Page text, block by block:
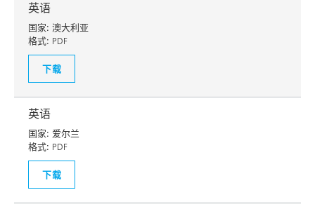
英语
国家: 澳大利亚
格式: PDF
下载
英语
国家: 爱尔兰
格式: PDF
下载